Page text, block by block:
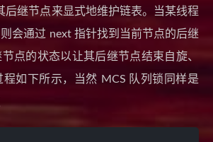
后继节点来显式地维护链表。当某线程
会通过 next 指针找到当前节点的后继
点的状态以让其后继节点结束自旋、
如下所示，当然 MCS 队列锁同样是